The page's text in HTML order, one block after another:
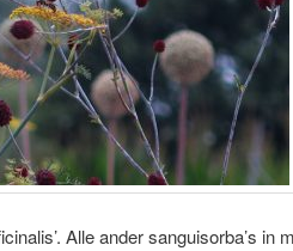
Alle ander sanguisorba’s in